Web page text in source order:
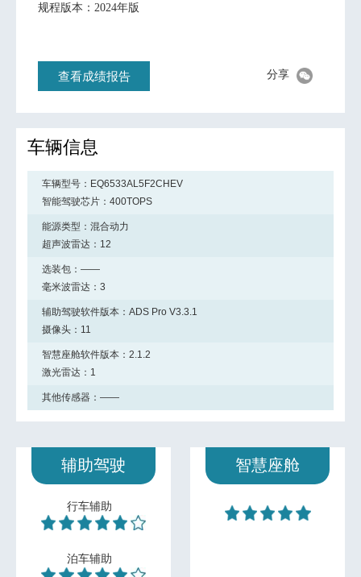
分享
规程版本：2024年版
查看成绩报告
车辆信息
车辆型号： EQ6533AL5F2CHEV
智能驾驶芯片： 400TOPS
能源类型： 混合动力
超声波雷达： 12
选装包： ——
毫米波雷达： 3
辅助驾驶软件版本： ADS Pro V3.3.1
摄像头： 11
智慧座舱软件版本： 2.1.2
激光雷达： 1
其他传感器： ——
辅助驾驶
行车辅助
泊车辅助
智慧座舱